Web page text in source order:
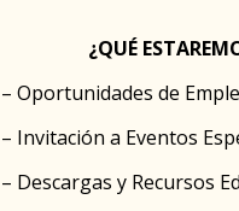
¿QUÉ
– Oportunidades de
– Invitación a Eventos
– Descargas y Recursos